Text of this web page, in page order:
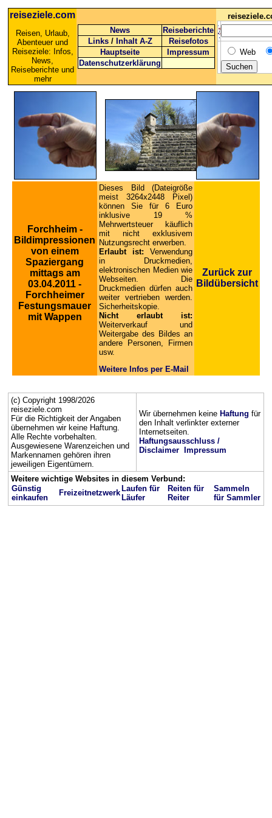
reiseziele.com
Reisen, Urlaub,
Abenteuer und
Reiseziele: Infos,
News,
Reiseberichte und
mehr
News
Reiseberichte
Links / Inhalt A-Z
Reisefotos
Hauptseite
Impressum
Datenschutzerklärung
Web
Forchheim -
Bildimpressionen
von einem
Spaziergang
mittags am
03.04.2011 -
Forchheimer
Festungsmauer
mit Wappen
Dieses Bild (Dateigröße
meist 3264x2448 Pixel)
können Sie für 6 Euro
inklusive 19 %
Mehrwertsteuer käuflich
mit nicht exklusivem
Nutzungsrecht erwerben.
Erlaubt ist: Verwendung
in Druckmedien,
elektronischen Medien wie
Webseiten. Die
Druckmedien dürfen auch
weiter vertrieben werden.
Sicherheitskopie.
Nicht erlaubt ist:
Weiterverkauf und
Weitergabe des Bildes an
andere Personen, Firmen
usw.
Weitere Infos per E-Mail
Zurück zur
Bildübersicht
(c) Copyright 1998/2026
reiseziele.com
Für die Richtigkeit der Angaben
übernehmen wir keine Haftung.
Alle Rechte vorbehalten.
Ausgewiesene Warenzeichen und
Markennamen gehören ihren
jeweiligen Eigentümern.
Wir übernehmen keine Haftung für
den Inhalt verlinkter externer
Internetseiten.
Haftungsausschluss /
Disclaimer
Impressum
Weitere wichtige Websites in diesem Verbund:
Günstig
einkaufen
Freizeitnetzwerk Laufen für
Läufer
Reiten für
Reiter
Sammeln
für Sammler